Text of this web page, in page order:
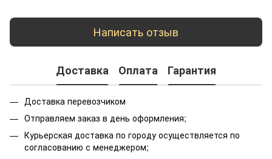
Написать отзыв
Доставка Оплата Гарантия
Доставка перевозчиком
Отправляем заказ в день оформления;
Курьерская доставка по городу осуществляется по
согласованию с менеджером;